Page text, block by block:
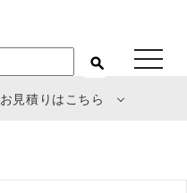
toggle
お見積りはこちら